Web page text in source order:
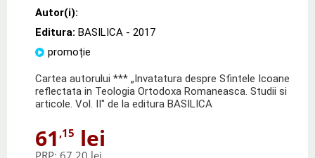
Autor(i):
Editura: BASILICA - 2017
promoție
Cartea autorului *** „Invatatura despre Sfintele Icoane
reflectata in Teologia Ortodoxa Romaneasca. Studii si
articole. Vol. II" de la editura BASILICA
61 ,15 lei
PRP: 67,20 lei